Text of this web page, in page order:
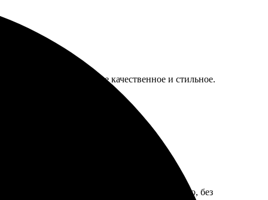
быстро, оформление качественное и стильное.
выбор, подходящие цены. Доставили быстро, без